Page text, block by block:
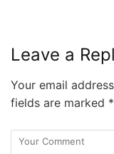
Leave a
Your email
fields are marked *